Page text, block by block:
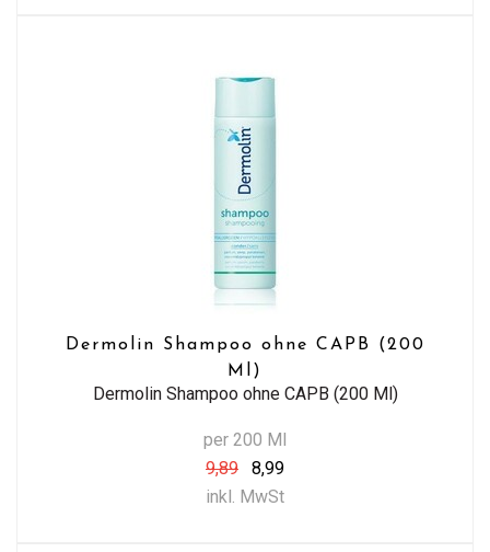
Dermolin Shampoo ohne CAPB (200
Ml)
Dermolin Shampoo ohne CAPB (200 Ml)
per 200 Ml
9,89
8,99
inkl. MwSt